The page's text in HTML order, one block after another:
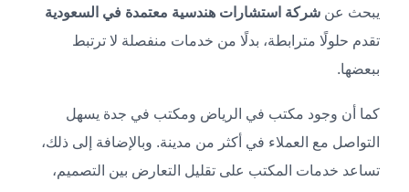
يبحث عن شركة استشارات هندسية معتمدة في السعودية
تقدم حلولًا مترابطة، بدلًا من خدمات منفصلة لا ترتبط
ببعضها.
كما أن وجود مكتب في الرياض ومكتب في جدة يسهل
التواصل مع العملاء في أكثر من مدينة. وبالإضافة إلى ذلك،
تساعد خدمات المكتب على تقليل التعارض بين التصميم،